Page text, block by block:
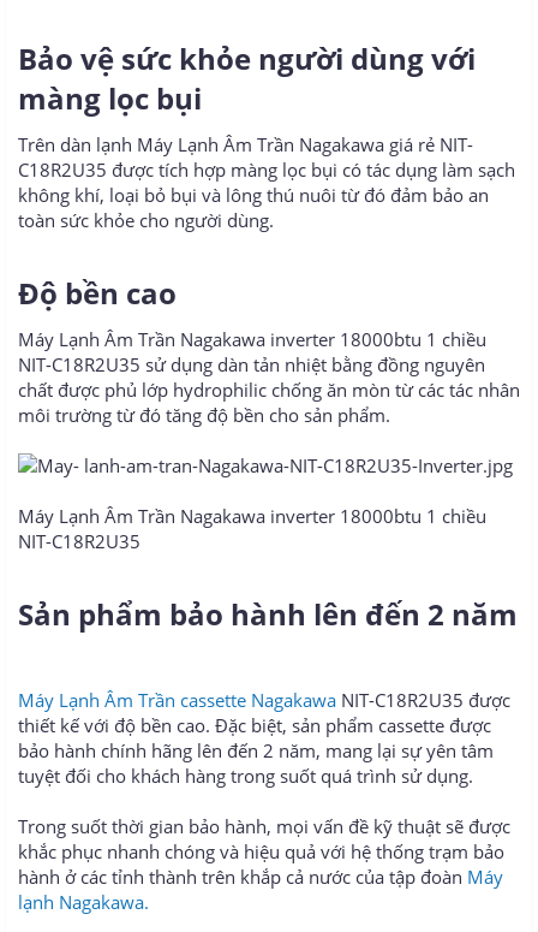
Bảo vệ sức khỏe người dùng với
màng lọc bụi
Trên dàn lạnh Máy Lạnh Âm Trần Nagakawa giá rẻ NIT-
C18R2U35 được tích hợp màng lọc bụi có tác dụng làm sạch
không khí, loại bỏ bụi và lông thú nuôi từ đó đảm bảo an
toàn sức khỏe cho người dùng.
Độ bền cao
Máy Lạnh Âm Trần Nagakawa inverter 18000btu 1 chiều
NIT-C18R2U35 sử dụng dàn tản nhiệt bằng đồng nguyên
chất được phủ lớp hydrophilic chống ăn mòn từ các tác nhân
môi trường từ đó tăng độ bền cho sản phẩm.
Máy Lạnh Âm Trần Nagakawa inverter 18000btu 1 chiều
NIT-C18R2U35
Sản phẩm bảo hành lên đến 2 năm
Máy Lạnh Âm Trần cassette Nagakawa NIT-C18R2U35 được
thiết kế với độ bền cao. Đặc biệt, sản phẩm cassette được
bảo hành chính hãng lên đến 2 năm, mang lại sự yên tâm
tuyệt đối cho khách hàng trong suốt quá trình sử dụng.
Trong suốt thời gian bảo hành, mọi vấn đề kỹ thuật sẽ được
khắc phục nhanh chóng và hiệu quả với hệ thống trạm bảo
hành ở các tỉnh thành trên khắp cả nước của tập đoàn Máy
lạnh Nagakawa.